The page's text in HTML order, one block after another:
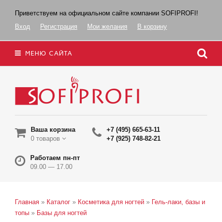
Приветствуем на официальном сайте компании SOFIPROFI!
Вход
Регистрация Мои желания В корзину
МЕНЮ САЙТА
Ваша корзина
0 товаров
+7 (495) 665-63-11
+7 (925) 748-82-21
Работаем пн-пт
09.00 — 17.00
Главная » Каталог » Косметика для ногтей » Гель-лаки, базы и
топы » Базы для ногтей